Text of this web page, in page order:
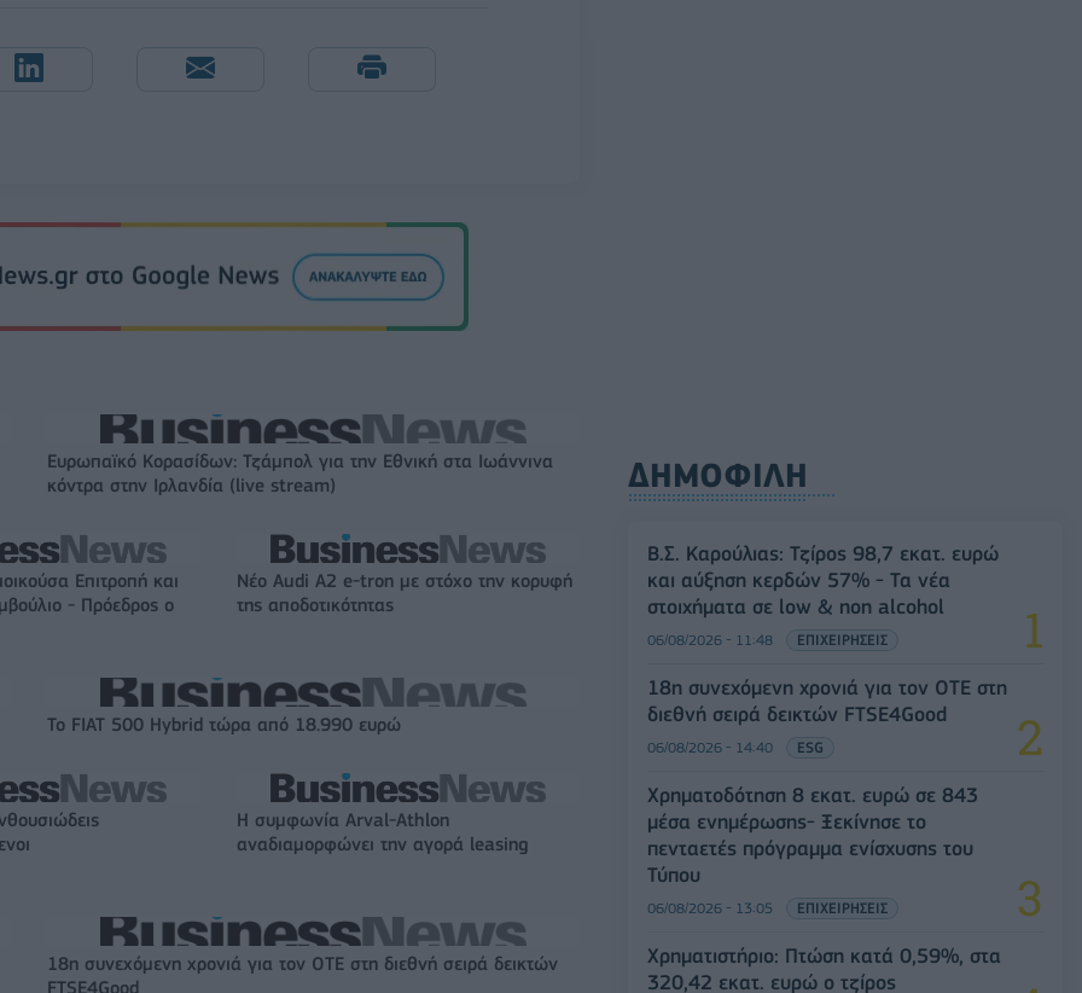
Ευρωπαϊκό Κορασίδων: Τζάμπολ για την Εθνική στα Ιωάννινα
κόντρα στην Ιρλανδία (live stream)
Επιτροπή και
- Πρόεδρος ο
Νέο Audi A2 e-tron με στόχο την κορυφή
της αποδοτικότητας
Το FIAT 500 Hybrid τώρα από 18.990 ευρώ
Η συμφωνία Arval-Athlon
αναδιαμορφώνει την αγορά leasing
18η συνεχόμενη χρονιά για τον ΟΤΕ στη διεθνή σειρά δεικτών
FTSE4Good
ΔΗΜΟΦΙΛΗ
Β.Σ. Καρούλιας: Τζίρος 98,7 εκατ. ευρώ
και αύξηση κερδών 57% - Τα νέα
στοιχήματα σε low & non alcohol
06/08/2026 - 11:48 ΕΠΙΧΕΙΡΗΣΕΙΣ
18η συνεχόμενη χρονιά για τον ΟΤΕ στη
διεθνή σειρά δεικτών FTSE4Good
06/08/2026 - 14:40 ESG
Χρηματοδότηση 8 εκατ. ευρώ σε 843
μέσα ενημέρωσης- Ξεκίνησε το
πενταετές πρόγραμμα ενίσχυσης του
Τύπου
06/08/2026 - 13:05 ΕΠΙΧΕΙΡΗΣΕΙΣ
Χρηματιστήριο: Πτώση κατά 0,59%, στα
320,42 εκατ. ευρώ ο τζίρος